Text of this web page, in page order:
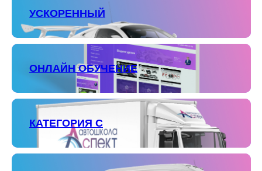
УСКОРЕННЫЙ
ОНЛАЙН ОБУЧЕНИЕ
КАТЕГОРИЯ С